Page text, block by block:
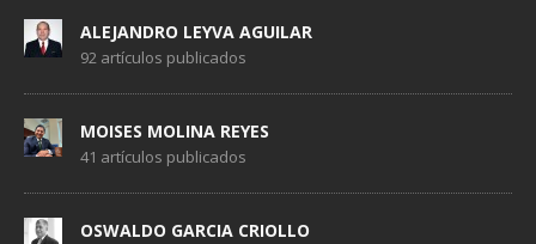
ALEJANDRO LEYVA AGUILAR
92 artículos publicados
MOISES MOLINA REYES
41 artículos publicados
OSWALDO GARCIA CRIOLLO